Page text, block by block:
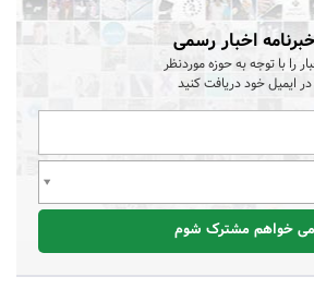
اخبار رسمی
را با توجه به حوزه موردنظر
در ایمیل خود دریافت کنید
می خواهم مشترک شوم